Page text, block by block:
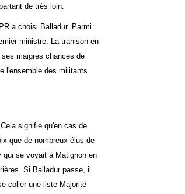
de très loin.
a choisi Balladur. Parmi
ministre. La trahison en
maigres chances de
l'ensemble des militants
signifie qu'en cas de
que de nombreux élus de
se voyait à Matignon en
Si Balladur passe, il
coller une liste Majorité